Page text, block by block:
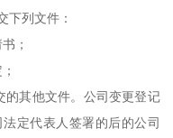
下列文件：
；
的其他文件。公司变更登记
定代表人签署的后的公司